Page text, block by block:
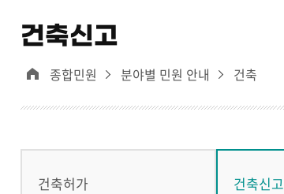
건축신고
종합민원 분야별 민원 안내 건축
건축허가 건축신고